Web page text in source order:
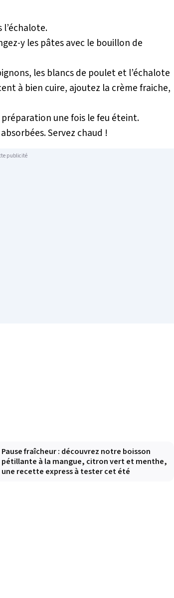
l’échalote.
y les pâtes avec le bouillon de
les blancs de poulet et l’échalote
à bien cuire, ajoutez la crème fraiche,
une fois le feu éteint.
Servez chaud !
publicité
Pause fraîcheur : découvrez notre boisson
pétillante à la mangue, citron vert et menthe,
une recette express à tester cet été